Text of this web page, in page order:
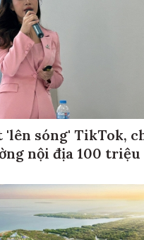
'lên sóng' TikTok,
nội địa 100 triệu